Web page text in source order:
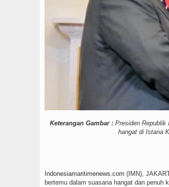
Keterangan Gambar : Presiden Republik
hangat di Istana
Indonesiamaritimenews.com (IMN),
bertemu dalam suasana hangat dan